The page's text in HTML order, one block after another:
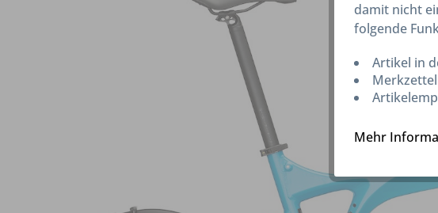
damit nicht
folgende
Artikel in
Merkzettel
Mehr